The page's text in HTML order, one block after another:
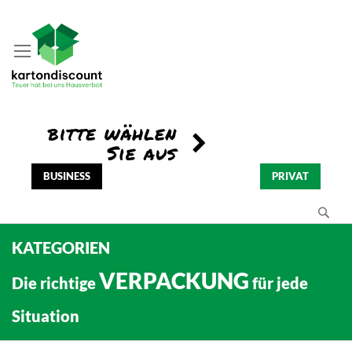
BUSINESS PRIVAT
KATEGORIEN
Die richtigeVERPACKUNG für jede
Situation